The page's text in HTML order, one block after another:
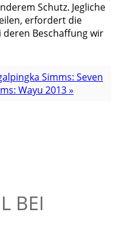
Schutz. Jegliche
erfordert die
deren Beschaffung wir
Simms: Seven
Wayu 2013 »
BEI